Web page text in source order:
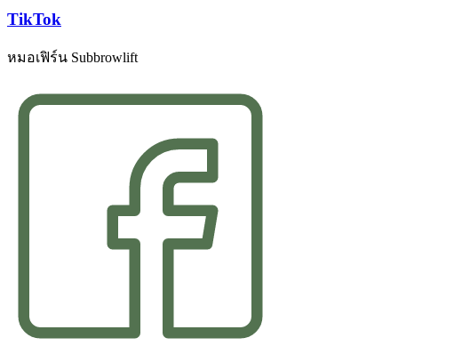
TikTok
หมอเฟิร์น Subbrowlift